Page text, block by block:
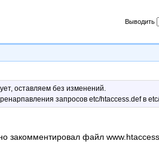
Выводить
оставляем без изменений.
запросов etc/htaccess.def в
закомментировал файл